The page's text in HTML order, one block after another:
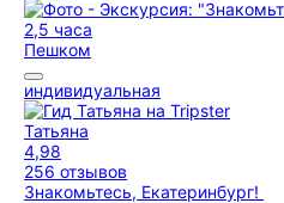
2,5 часа
Пешком
индивидуальная
Татьяна
4,98
256 отзывов
Знакомьтесь, Екатеринбург!